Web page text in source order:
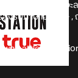
แล้วว่าตัวเกมนั้นจะ
รองรับภาษาอังกฤษ
battle